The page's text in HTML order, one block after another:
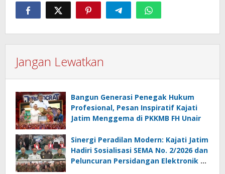
Jangan Lewatkan
Bangun Generasi Penegak Hukum
Profesional, Pesan Inspiratif Kajati
Jatim Menggema di PKKMB FH Unair
Sinergi Peradilan Modern: Kajati Jatim
Hadiri Sosialisasi SEMA No. 2/2026 dan
Peluncuran Persidangan Elektronik di